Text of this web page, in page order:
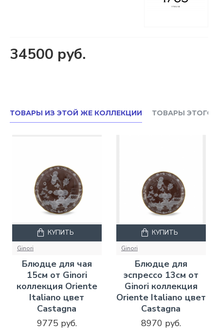
34500 руб.
ТОВАРЫ ИЗ ЭТОЙ ЖЕ КОЛЛЕКЦИИ ТОВАРЫ ЭТОГО
Ginori
Блюдце для чая
15см от Ginori
коллекция Oriente
Italiano цвет
Castagna
9775 руб.
КУПИТЬ
Ginori
Блюдце для
эспрессо 13см от
Ginori коллекция
Oriente Italiano цвет
Castagna
8970 руб.
КУПИТЬ